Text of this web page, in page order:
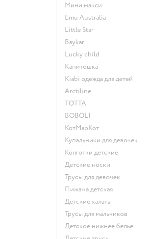
Мини макси
Emu Australia
Little Star
Baykar
Lucky child
Капитошка
Kiabi одежда для детей
Arctiline
ТОТТА
BOBOLI
КотМарКот
Купальники для девочек
Колготки детские
Детские носки
Трусы для девочек
Пижама детская
Детские халаты
Трусы для мальчиков
Детское нижнее белье